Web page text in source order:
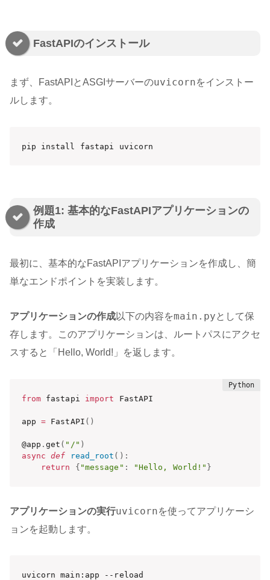
FastAPIのインストール
まず、FastAPIとASGIサーバーのuvicornをインストー
ルします。
pip install fastapi uvicorn
例題1: 基本的なFastAPIアプリケーションの
作成
最初に、基本的なFastAPIアプリケーションを作成し、簡
単なエンドポイントを実装します。
アプリケーションの作成以下の内容をmain.py として保
存します。このアプリケーションは、ルートパスにアクセ
スすると「Hello, World!」を返します。
from fastapi import FastAPI
app = FastAPI ( )
@app .get ( "/" )
async
def read_root ( ) :
return
{ "message" : "Hello, World!" }
アプリケーションの実行uvicornを使ってアプリケーシ
ョンを起動します。
uvicorn main:app --reload